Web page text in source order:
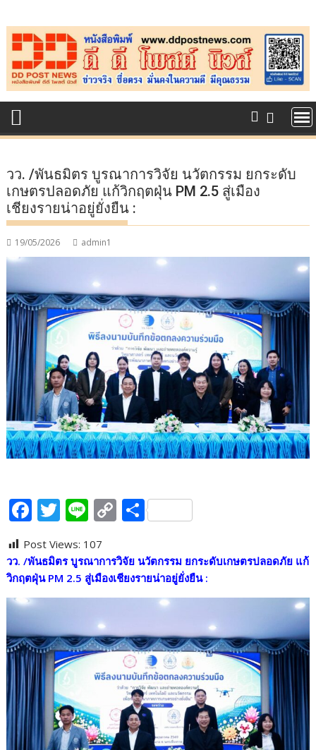
to
content
วว. /พันธมิตร บูรณาการวิจัย นวัตกรรม ยกระดับ
เกษตรปลอดภัย แก้วิกฤตฝุ่น PM 2.5 สู่เมือง
เชียงรายน่าอยู่ยั่งยืน :
19/05/2026 admin1
F
ac
e
b
o
o
k
T
w
itt
er
Li
n
e
C
o
p
y
Li
k
S
h
ar
e
Post Views: 107
วว. /พันธมิตร บูรณาการวิจัย นวัตกรรม ยกระดับเกษตรปลอดภัย แก้
วิกฤตฝุ่น PM 2.5 สู่เมืองเชียงรายน่าอยู่ยั่งยืน :